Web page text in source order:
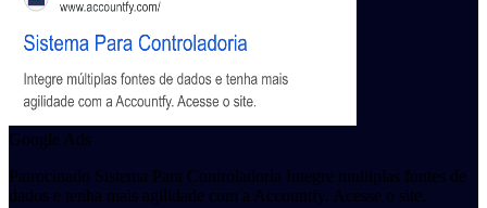
Google Ads
Patrocinado Sistema Para Controladoria Integre multiplas fontes de
dados e tenha mais agilidade com a Accountfy. Acesse o site.